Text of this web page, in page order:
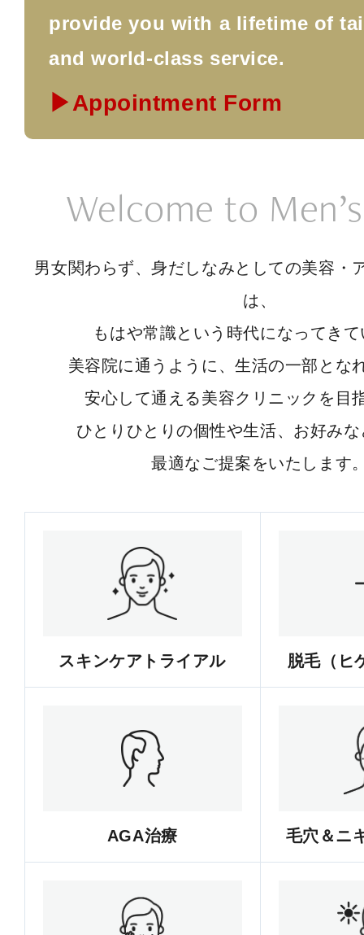
provide you with a lifetime of
and world-class service.
▶Appointment Form
Welcome to
男女関わらず、身だしなみとしての美容・
は、
もはや常識という時代になってき
美容院に通うように、生活の一部とな
安心して通える美容クリニックを目
ひとりひとりの個性や生活、お好み
最適なご提案をいたします
スキンケアトライアル 脱毛（ヒ
AGA治療 毛穴＆ニ